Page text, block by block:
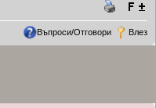
Въпроси/Отговори Влез